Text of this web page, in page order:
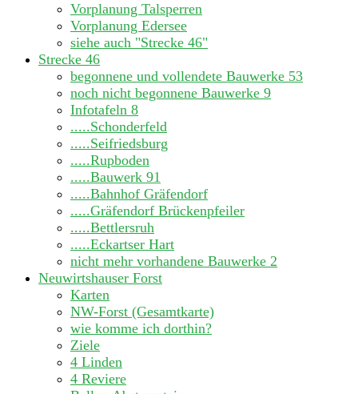
Vorplanung Talsperren
Vorplanung Edersee
siehe auch "Strecke 46"
Strecke 46
begonnene und vollendete Bauwerke 53
noch nicht begonnene Bauwerke 9
Infotafeln 8
.....Schonderfeld
.....Seifriedsburg
.....Rupboden
.....Bauwerk 91
.....Bahnhof Gräfendorf
.....Gräfendorf Brückenpfeiler
.....Bettlersruh
.....Eckartser Hart
nicht mehr vorhandene Bauwerke 2
Neuwirtshauser Forst
Karten
NW-Forst (Gesamtkarte)
wie komme ich dorthin?
Ziele
4 Linden
4 Reviere